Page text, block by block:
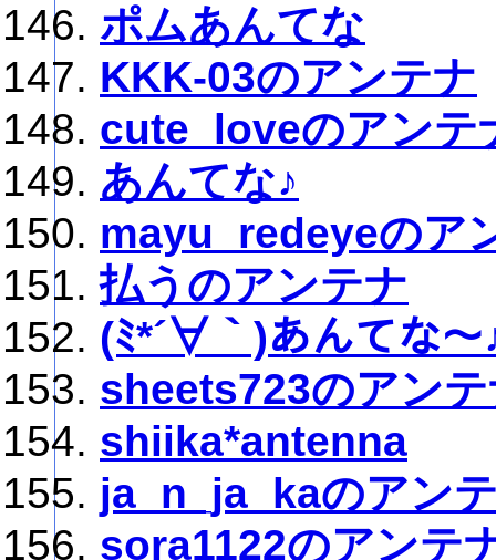
ポムあんてな
KKK-03のアンテナ
cute_loveのアンテ
あんてな♪
mayu_redeyeのア
払うのアンテナ
(ﾐ*´∀｀)あんてな～
sheets723のアン
shiika*antenna
ja_n_ja_kaのアン
sora1122のアンテ